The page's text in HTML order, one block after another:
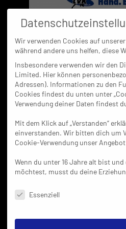
Weidens Coach Andreas
zwar den Saisonstart vor
Erinnerung, weil sie damals
Lehrgeld zahlen mussten
Aufsteiger auf Rang sechs
Punktekonto (13:13) gut in der
dem jüngsten 29:24 über den
sind die Rollen klar verteilt:
verlieren. Für mich ist
einen überragenden Torhüter
vielen Varianten.“
Dirk Wolf hört die Komplimente
Tabellenzweiten ein ganz hartes
Wir verwenden Cookies auf
während andere uns helfen, diese
Insbesondere verwenden wir den
Limited. Hier können
Adressen). Informationen zu den
Cookies findest du unten unter
Verwendung deiner Daten findest
Mit dem Klick auf „Verstanden“
einverstanden. Wir bitten dich um
Cookie-Verwendung unser
Wenn du unter 16 Jahre alt bist
möchtest, musst du deine
Datenschutzeinstellungen &
Essenziell